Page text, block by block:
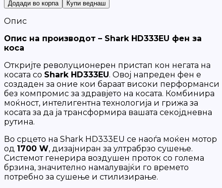
Додади во корпа Купи веднаш
Опис
Опис на производот – Shark HD333EU фен за
коса
Откријте револуционерен пристап кон негата на
косата со Shark HD333EU. Овој напреден фен е
создаден за оние кои бараат високи перформанси
без компромис за здравјето на косата. Комбинира
моќност, интелигентна технологија и грижа за
косата за да ја трансформира вашата секојдневна
рутина.
Во срцето на Shark HD333EU се наоѓа моќен мотор
од 1700 W, дизајниран за ултрабрзо сушење.
Системот генерира воздушен проток со голема
брзина, значително намалувајќи го времето
потребно за сушење и стилизирање.